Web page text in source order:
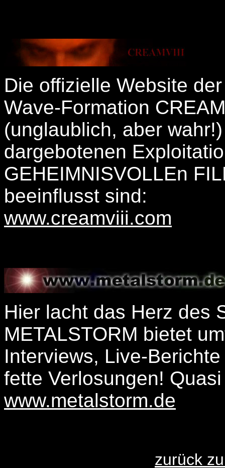
Die offizielle Website
Wave-Formation
(unglaublich, aber
dargebotenen
GEHEIMNISVOLLEn
beeinflusst sind:
www.creamviii.com
Hier lacht das Herz des
METALSTORM bietet
Interviews, Live-
fette Verlosungen!
www.metalstorm.de
zurück